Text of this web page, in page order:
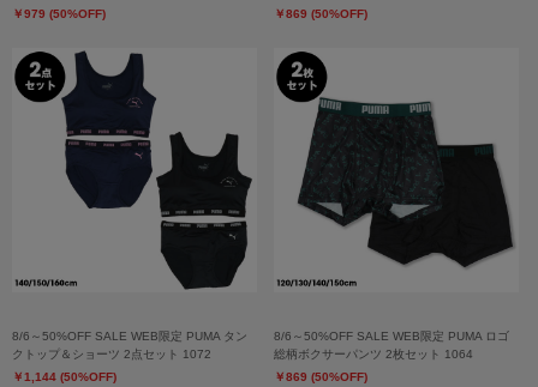
￥979 (50%OFF)
￥869 (50%OFF)
8/6～50%OFF SALE WEB限定 PUMA タン
クトップ＆ショーツ 2点セット 1072
￥1,144 (50%OFF)
8/6～50%OFF SALE WEB限定 PUMA ロゴ
総柄ボクサーパンツ 2枚セット 1064
￥869 (50%OFF)